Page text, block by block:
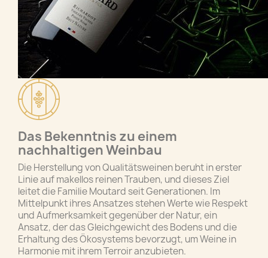
Das Bekenntnis zu einem
nachhaltigen Weinbau
Die Herstellung von Qualitätsweinen beruht in erster
Linie auf makellos reinen Trauben, und dieses Ziel
leitet die Familie Moutard seit Generationen. Im
Mittelpunkt ihres Ansatzes stehen Werte wie Respekt
und Aufmerksamkeit gegenüber der Natur, ein
Ansatz, der das Gleichgewicht des Bodens und die
Erhaltung des Ökosystems bevorzugt, um Weine in
Harmonie mit ihrem Terroir anzubieten.